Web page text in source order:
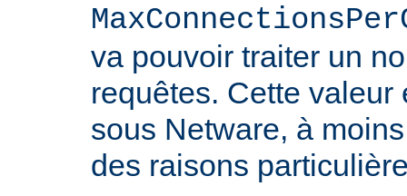
va pouvoir traiter un
requêtes. Cette valeur
sous Netware, à
des raisons